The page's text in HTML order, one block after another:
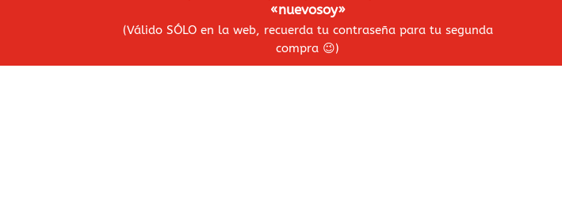
«nuevosoy»
(Válido SÓLO en la web, recuerda tu contraseña para tu segunda
compra 😉)